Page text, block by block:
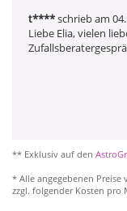
t****schrieb am
Liebe Elia, vielen
** Exklusiv auf den
* Alle angegebenen Preise
zzgl. folgender Kosten